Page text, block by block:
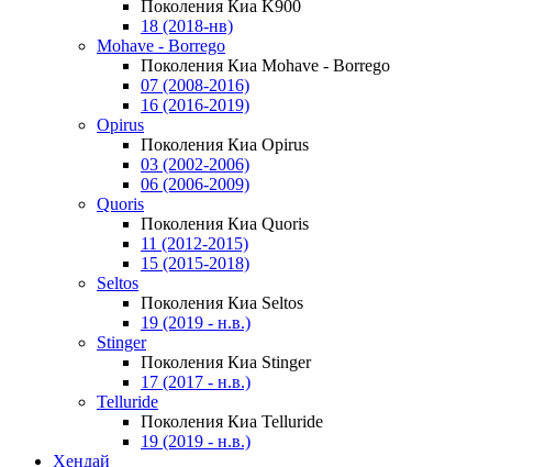
Поколения Киа K900
18 (2018-нв)
Mohave - Borrego
Поколения Киа Mohave - Borrego
07 (2008-2016)
16 (2016-2019)
Opirus
Поколения Киа Opirus
03 (2002-2006)
06 (2006-2009)
Quoris
Поколения Киа Quoris
11 (2012-2015)
15 (2015-2018)
Seltos
Поколения Киа Seltos
19 (2019 - н.в.)
Stinger
Поколения Киа Stinger
17 (2017 - н.в.)
Telluride
Поколения Киа Telluride
19 (2019 - н.в.)
Хендай